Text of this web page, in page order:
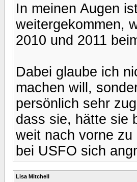
In meinen Augen
weitergekommen,
2010 und 2011
Dabei glaube ich
machen will,
persönlich sehr
dass sie, hätte sie
weit nach vorne
bei USFO sich
Lisa Mitchell